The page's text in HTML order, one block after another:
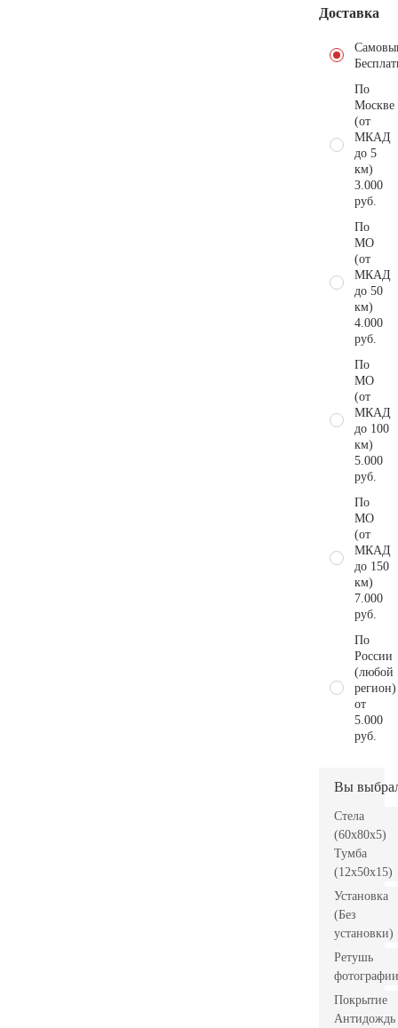
Доставка
По
Москве
(от
МКАД
до 5
км)
3.000
руб.
По
МО
(от
МКАД
до 50
км)
4.000
руб.
По
МО
(от
МКАД
до 100
км)
5.000
руб.
По
МО
(от
МКАД
до 150
км)
7.000
руб.
По
России
(любой
регион)
от
5.000
руб.
Вы
Стела
(60x80x5)
Тумба
(12x50x15)
Установка
(Без
установки)
Ретушь
фотографии
Покрытие
Антидождь